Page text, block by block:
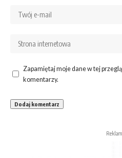
Zapamiętaj moje dane w tej
komentarzy.